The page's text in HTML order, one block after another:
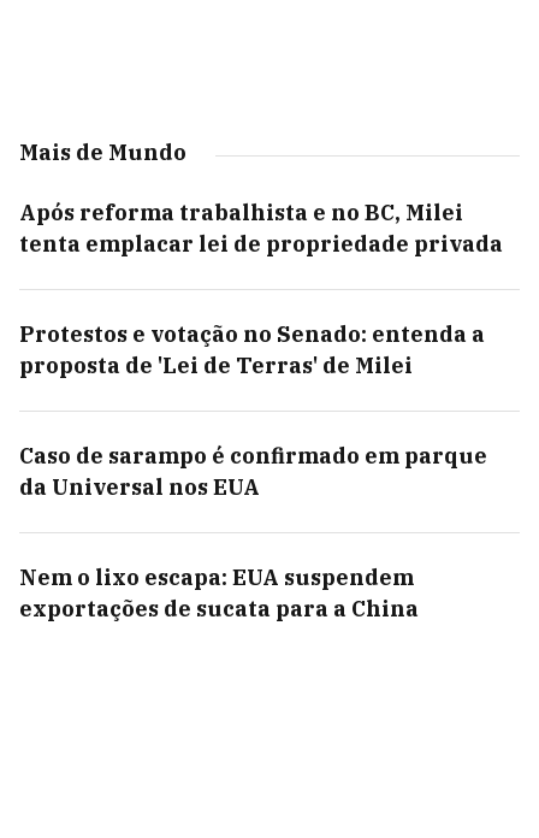
Mais de Mundo
Após reforma trabalhista e no BC, Milei
tenta emplacar lei de propriedade privada
Protestos e votação no Senado: entenda a
proposta de 'Lei de Terras' de Milei
Caso de sarampo é confirmado em parque
da Universal nos EUA
Nem o lixo escapa: EUA suspendem
exportações de sucata para a China